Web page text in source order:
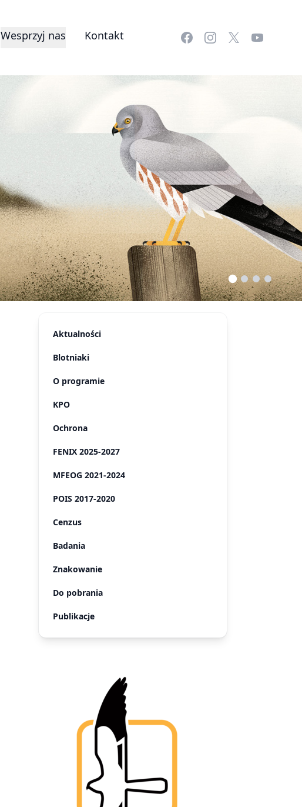
Wesprzyj nas Kontakt FacebookInstagram
X YouTube
Aktualności
Blotniaki
O programie
KPO
Ochrona
FENIX 2025-2027
MFEOG 2021-2024
POIS 2017-2020
Cenzus
Badania
Znakowanie
Do pobrania
Publikacje